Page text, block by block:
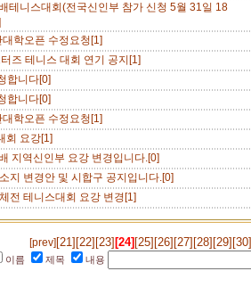
테니스대회(전국신인부 참가 신청 5월 31일 18
학오픈 수정요청[1]
즈 테니스 대회 연기 공지[1]
합니다[0]
합니다[0]
학오픈 수정요청[1]
회 요강[1]
지역신인부 요강 변경입니다.[0]
지 변경안 및 시합구 공지입니다.[0]
전 테니스대회 요강 변경[1]
[prev][21] [22] [23] [24] [25] [26] [27] [28] [29] [30]
이름 제목 내용